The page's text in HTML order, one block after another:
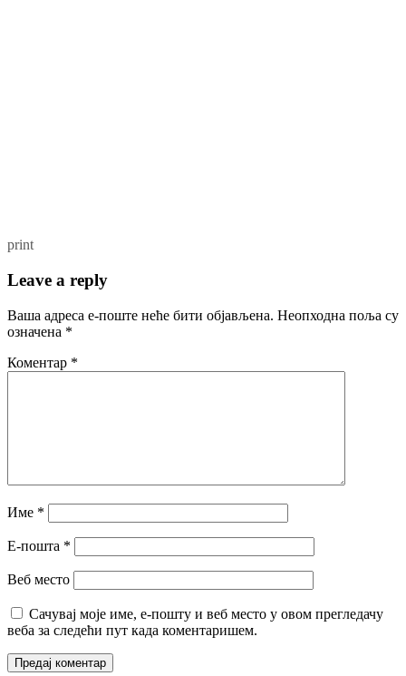
print
Leave a reply
Ваша адреса е-поште неће бити објављена. Неопходна поља су
означена *
Коментар *
Име *
Е-пошта *
Веб место
Сачувај моје име, е-пошту и веб место у овом прегледачу
веба за следећи пут када коментаришем.